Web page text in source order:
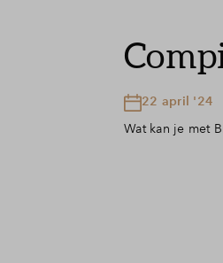
22 april '24
Wat kan je met